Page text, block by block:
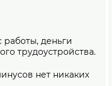
деньги
трудоустройства.
нет никаких